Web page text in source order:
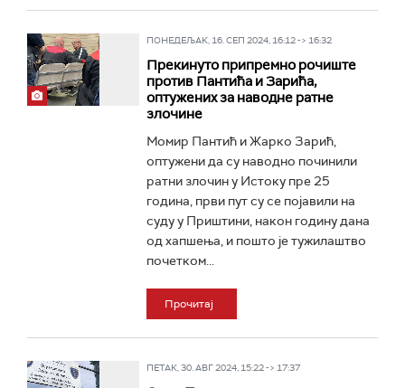
ПОНЕДЕЉАК, 16. СЕП 2024, 16:12 -> 16:32
Прекинуто припремно рочиште
против Пантића и Зарића,
оптужених за наводне ратне
злочине
Момир Пантић и Жарко Зарић,
оптужени да су наводно починили
ратни злочин у Истоку пре 25
година, први пут су се појавили на
суду у Приштини, након годину дана
од хапшења, и пошто је тужилаштво
почетком...
Прочитај
ПЕТАК, 30. АВГ 2024, 15:22 -> 17:37